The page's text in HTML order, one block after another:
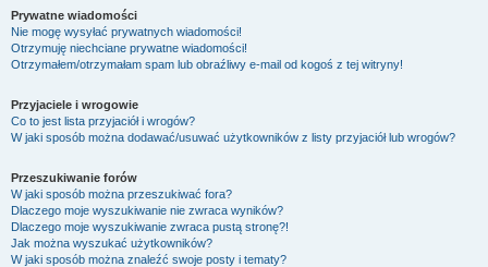
Prywatne wiadomości
Nie mogę wysyłać prywatnych wiadomości!
Otrzymuję niechciane prywatne wiadomości!
Otrzymałem/otrzymałam spam lub obraźliwy e-mail od kogoś z tej witryny!
Przyjaciele i wrogowie
Co to jest lista przyjaciół i wrogów?
W jaki sposób można dodawać/usuwać użytkowników z listy przyjaciół lub wrogów?
Przeszukiwanie forów
W jaki sposób można przeszukiwać fora?
Dlaczego moje wyszukiwanie nie zwraca wyników?
Dlaczego moje wyszukiwanie zwraca pustą stronę?!
Jak można wyszukać użytkowników?
W jaki sposób można znaleźć swoje posty i tematy?